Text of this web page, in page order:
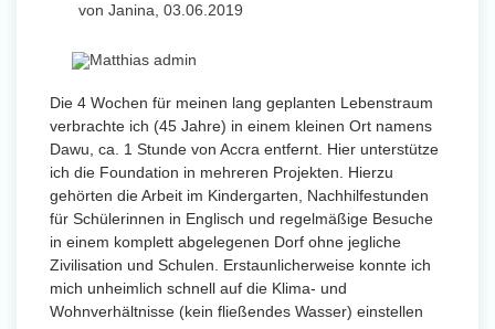
von Janina, 03.06.2019
Die 4 Wochen für meinen lang geplanten Lebenstraum
verbrachte ich (45 Jahre) in einem kleinen Ort namens
Dawu, ca. 1 Stunde von Accra entfernt. Hier unterstütze
ich die Foundation in mehreren Projekten. Hierzu
gehörten die Arbeit im Kindergarten, Nachhilfestunden
für Schülerinnen in Englisch und regelmäßige Besuche
in einem komplett abgelegenen Dorf ohne jegliche
Zivilisation und Schulen. Erstaunlicherweise konnte ich
mich unheimlich schnell auf die Klima- und
Wohnverhältnisse (kein fließendes Wasser) einstellen